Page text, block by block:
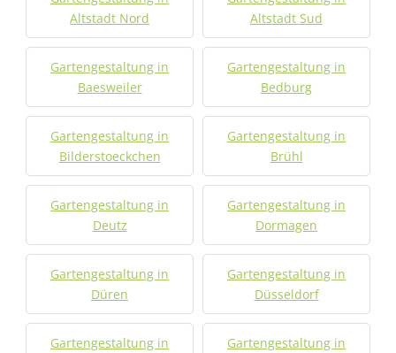
Altstadt Nord
Altstadt Sud
Gartengestaltung in
Baesweiler
Gartengestaltung in
Bedburg
Gartengestaltung in
Bilderstoeckchen
Gartengestaltung in
Brühl
Gartengestaltung in
Deutz
Gartengestaltung in
Dormagen
Gartengestaltung in
Düren
Gartengestaltung in
Düsseldorf
Gartengestaltung in
Gartengestaltung in